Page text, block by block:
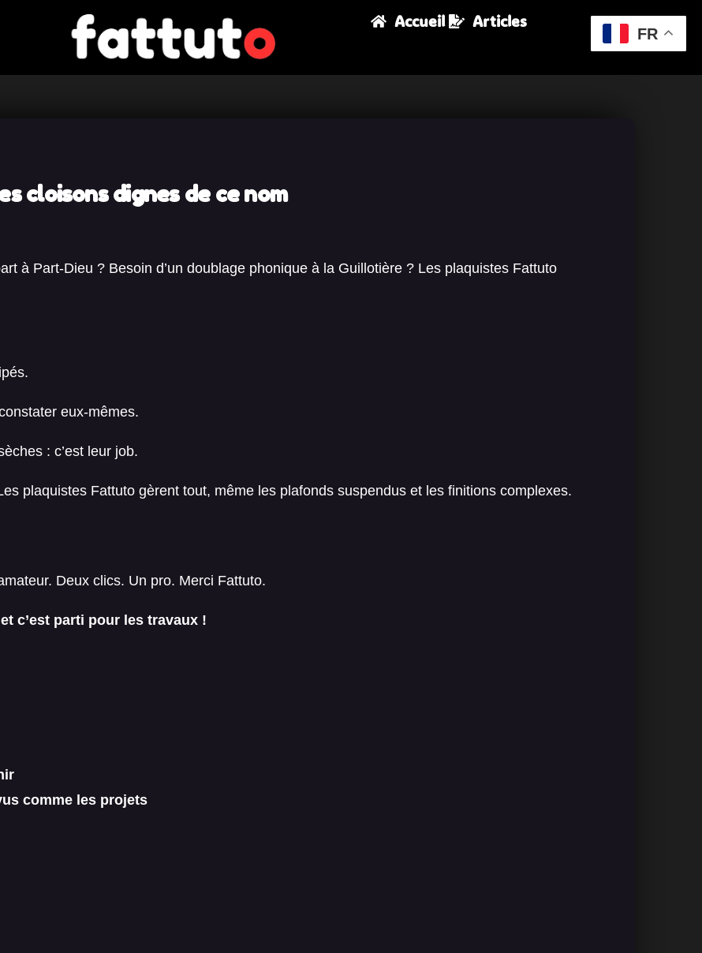
Accueil Articles
cloisons dignes de ce nom
à Part-Dieu ? Besoin d’un doublage phonique à la Guillotière ? Les plaquistes Fattuto
eux-mêmes.
: c’est leur job.
plaquistes Fattuto gèrent tout, même les plafonds suspendus et les finitions complexes.
Deux clics. Un pro. Merci Fattuto.
c’est parti pour les travaux !
comme les projets
FR